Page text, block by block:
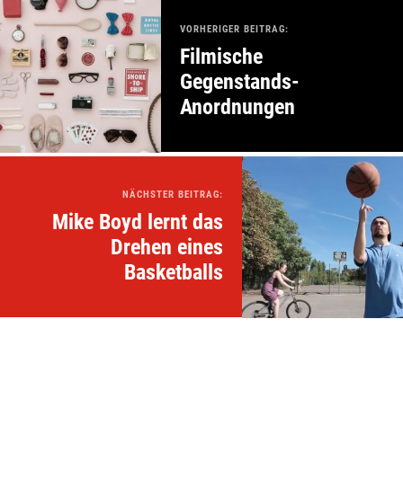
VORHERIGER BEITRAG:
Filmische
Gegenstands-
Anordnungen
NÄCHSTER BEITRAG:
Mike Boyd lernt das
Drehen eines
Basketballs